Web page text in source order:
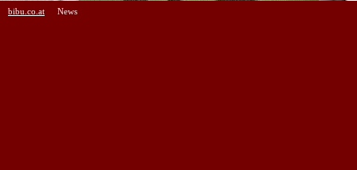
bibu.co.at News